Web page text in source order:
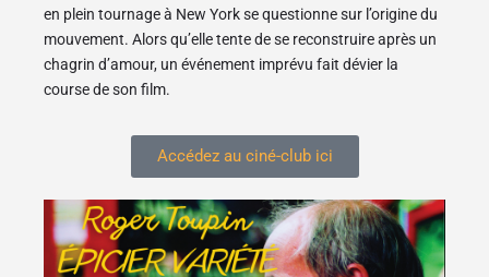
en plein tournage à New York se questionne sur l’origine du
mouvement. Alors qu’elle tente de se reconstruire après un
chagrin d’amour, un événement imprévu fait dévier la
course de son film.
Accédez au ciné-club ici